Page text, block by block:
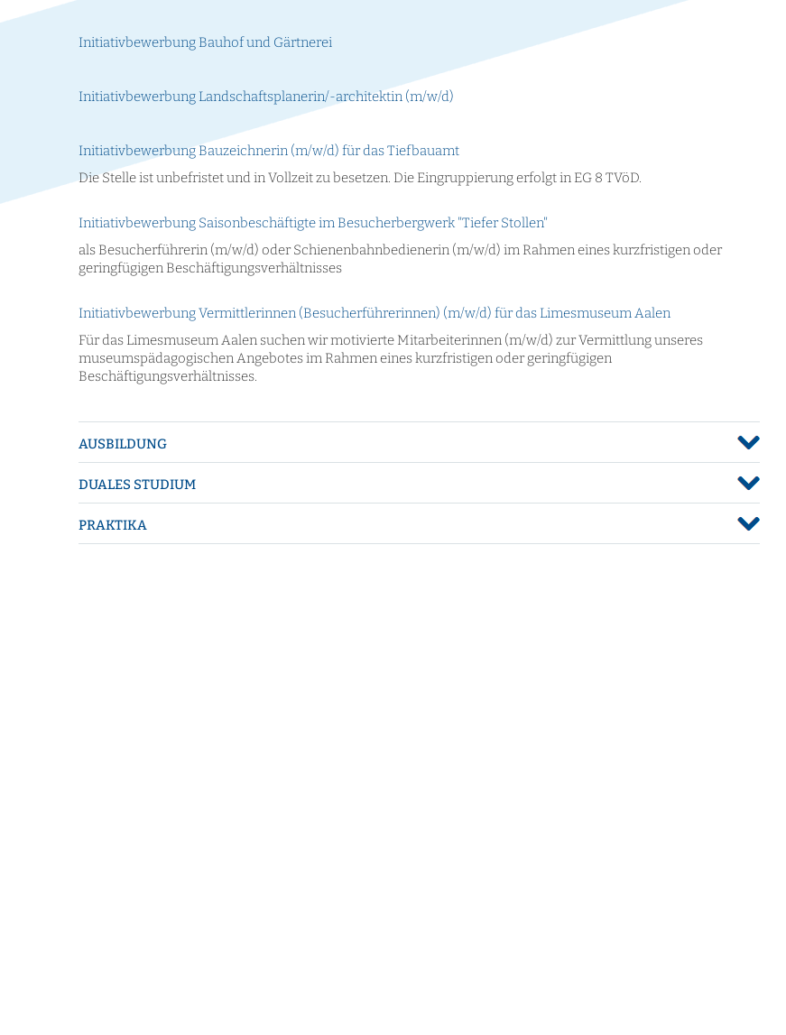
Initiativbewerbung Bauhof und Gärtnerei
Initiativbewerbung Landschaftsplanerin/-architektin (m/w/d)
Initiativbewerbung Bauzeichnerin (m/w/d) für das Tiefbauamt
Die Stelle ist unbefristet und in Vollzeit zu besetzen. Die Eingruppierung erfolgt in EG 8 TVöD.
Initiativbewerbung Saisonbeschäftigte im Besucherbergwerk "Tiefer Stollen"
als Besucherführerin (m/w/d) oder Schienenbahnbedienerin (m/w/d) im Rahmen eines kurzfristigen oder
geringfügigen Beschäftigungsverhältnisses
Initiativbewerbung Vermittlerinnen (Besucherführerinnen) (m/w/d) für das Limesmuseum Aalen
Für das Limesmuseum Aalen suchen wir motivierte Mitarbeiterinnen (m/w/d) zur Vermittlung unseres
museumspädagogischen Angebotes im Rahmen eines kurzfristigen oder geringfügigen
Beschäftigungsverhältnisses.
AUSBILDUNG
DUALES STUDIUM
PRAKTIKA